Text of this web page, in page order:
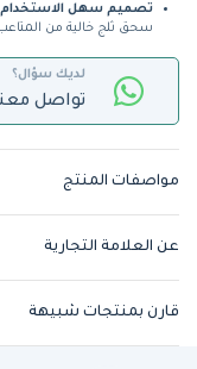
تصميم سهل الاستخدام
سحق ثلج خالية من
لديك سؤال؟
تواصل
مواصفات المنتج
عن العلامة التجارية
قارن بمنتجات شبيهة